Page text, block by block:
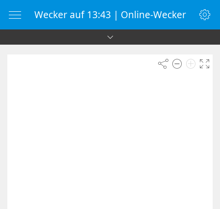
Wecker auf 13:43 | Online-Wecker